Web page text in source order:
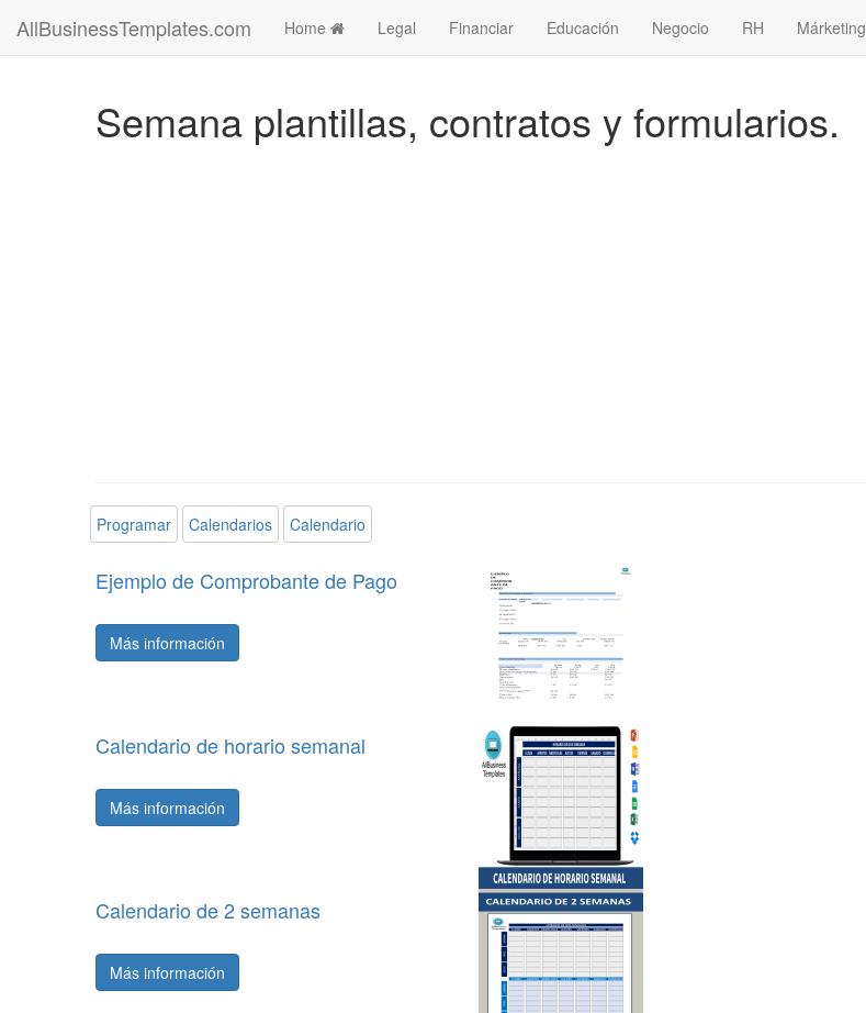
AllBusinessTemplates.com Home Legal Financiar Educación Negocio RH Márketing
Semana plantillas, contratos y formularios.
Programar Calendarios Calendario
Ejemplo de Comprobante de Pago
Más información
Calendario de horario semanal
Más información
Calendario de 2 semanas
Más información